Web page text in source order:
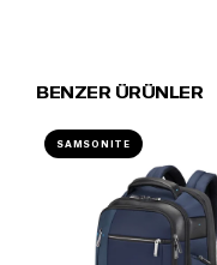
BENZER ÜRÜNLER
SAMSONITE